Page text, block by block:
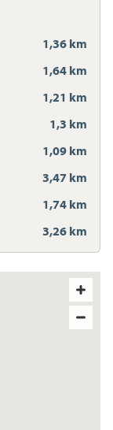
1,36 km
1,64 km
1,21 km
1,3 km
1,09 km
3,47 km
1,74 km
3,26 km